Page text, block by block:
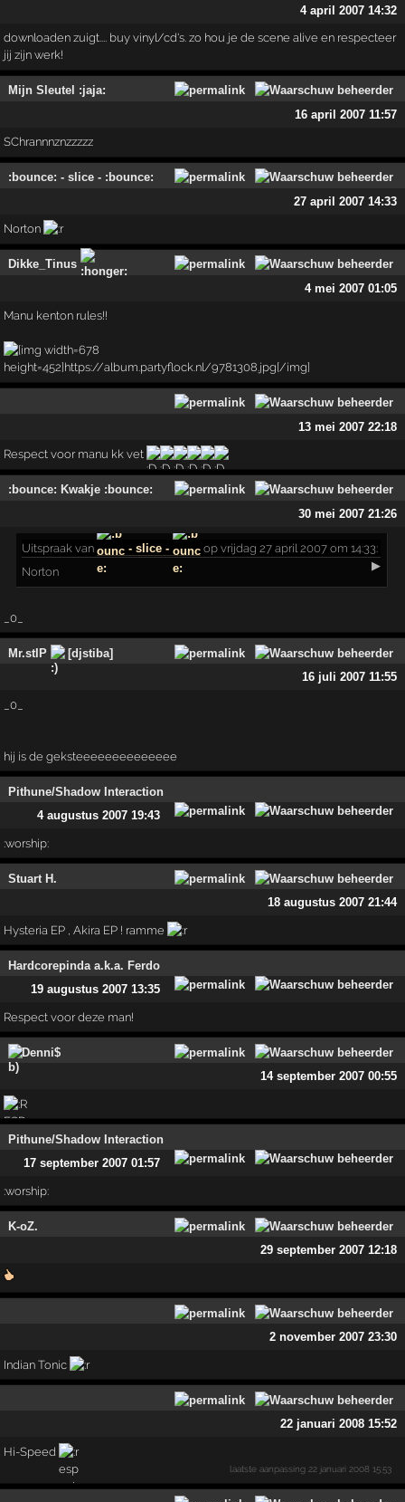
4 april 2007 14:32
downloaden zuigt.... buy vinyl/cd's. zo hou je de scene alive en respecteer
jij zijn werk!
Mijn Sleutel :jaja:
16 april 2007 11:57
SChrannnznzzzzz
:bounce: - slice - :bounce:
27 april 2007 14:33
Norton
Dikke_Tinus
4 mei 2007 01:05
Manu kenton rules!!
13 mei 2007 22:18
Respect voor manu kk vet
:bounce: Kwakje :bounce:
30 mei 2007 21:26
Uitspraak van - slice -
op vrijdag 27 april 2007 om 14:33:
▶
Norton
_0_
Mr.stIP
[djstiba]
16 juli 2007 11:55
_0_
hij is de geksteeeeeeeeeeeeee
Pithune/Shadow Interaction
4 augustus 2007 19:43
:worship:
Stuart H.
18 augustus 2007 21:44
Hysteria EP , Akira EP ! ramme
Hardcorepinda a.k.a. Ferdo
19 augustus 2007 13:35
Respect voor deze man!
Denni$
14 september 2007 00:55
Pithune/Shadow Interaction
17 september 2007 01:57
:worship:
K-oZ.
29 september 2007 12:18
2 november 2007 23:30
Indian Tonic
22 januari 2008 15:52
Hi-Speed
laatste aanpassing 22 januari 2008 15:53